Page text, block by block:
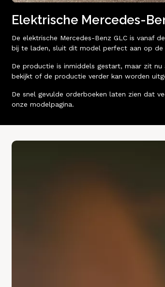
Elektrische Mercedes-
De elektrische Mercedes-Benz GLC is vanaf
bij te laden, sluit dit model perfect aan op de
De productie is inmiddels gestart, maar zit
bekijkt of de productie verder kan worden
De snel gevulde orderboeken laten zien dat
onze modelpagina.